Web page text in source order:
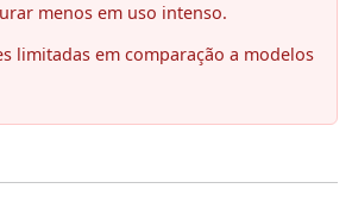
menos em uso intenso.
limitadas em comparação a modelos